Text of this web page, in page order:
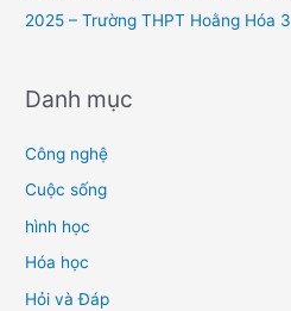
2025 – Trường THPT Hoằng Hóa
Danh mục
Công nghệ
Cuộc sống
hình học
Hóa học
Hỏi và Đáp